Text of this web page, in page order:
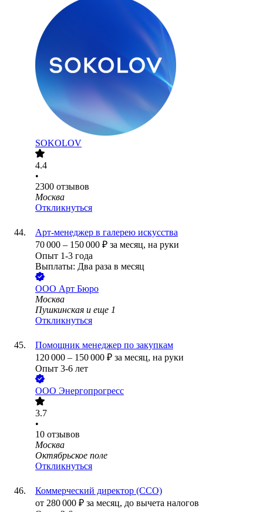
SOKOLOV
4.4
•
2300 отзывов
Москва
Откликнуться
Арт-менеджер в галерею искусства
70 000 – 150 000 ₽ за месяц, на руки
Опыт 1-3 года
Выплаты: Два раза в месяц
ООО Арт Бюро
Москва
Пушкинская и еще 1
Откликнуться
Помощник менеджер по закупкам
120 000 – 150 000 ₽ за месяц, на руки
Опыт 3-6 лет
ООО Энергопрогресс
3.7
•
10 отзывов
Москва
Октябрьское поле
Откликнуться
Коммерческий директор (CCO)
от 280 000 ₽ за месяц, до вычета налогов